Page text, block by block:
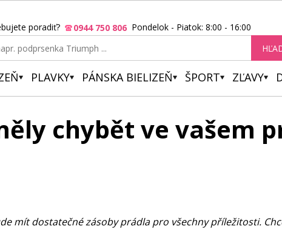
poradiť? 0944 750 806 Pondelok - Piatok: 8:00 - 16:00
PLAVKY PÁNSKA BIELIZEŇ ŠPORT ZĽAVY
chybět ve vašem
mít dostatečné zásoby prádla pro všechny příležitosti.